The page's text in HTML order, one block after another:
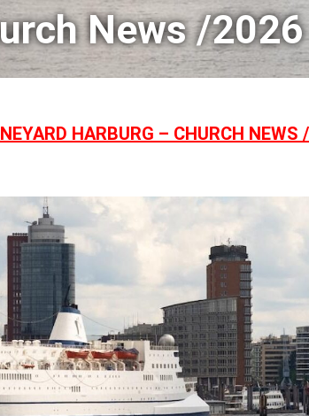
News /
HARBURG – CHURCH